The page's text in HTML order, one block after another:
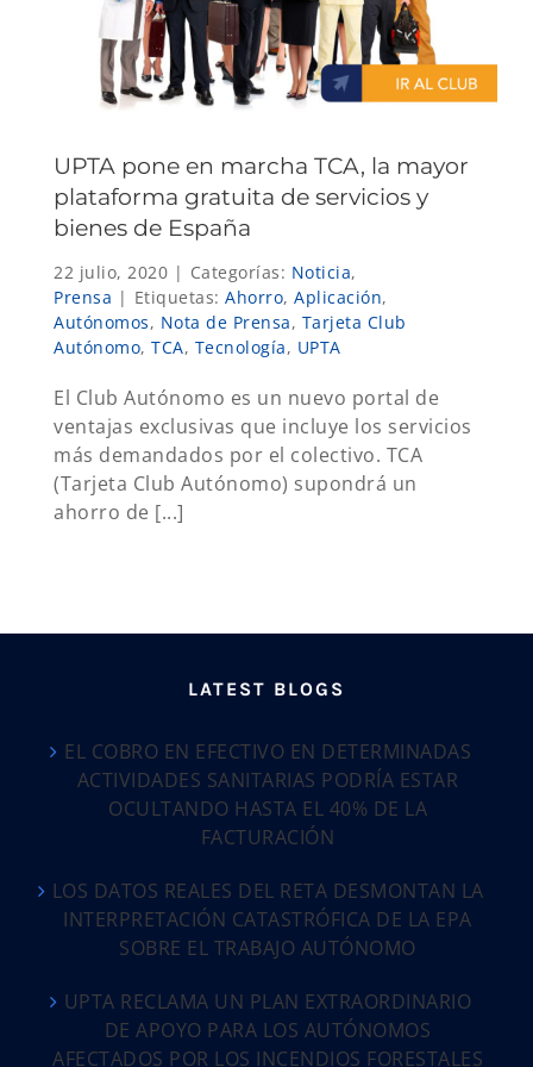
UPTA pone en marcha TCA, la mayor
plataforma gratuita de servicios y
bienes de España
22 julio, 2020 | Categorías: Noticia,
Prensa | Etiquetas: Ahorro, Aplicación,
Autónomos, Nota de Prensa, Tarjeta Club
Autónomo, TCA, Tecnología, UPTA
El Club Autónomo es un nuevo portal de
ventajas exclusivas que incluye los servicios
más demandados por el colectivo. TCA
(Tarjeta Club Autónomo) supondrá un
ahorro de [...]
LATEST BLOGS
EL COBRO EN EFECTIVO EN DETERMINADAS
ACTIVIDADES SANITARIAS PODRÍA ESTAR
OCULTANDO HASTA EL 40% DE LA
FACTURACIÓN
LOS DATOS REALES DEL RETA DESMONTAN LA
INTERPRETACIÓN CATASTRÓFICA DE LA EPA
SOBRE EL TRABAJO AUTÓNOMO
UPTA RECLAMA UN PLAN EXTRAORDINARIO
DE APOYO PARA LOS AUTÓNOMOS
AFECTADOS POR LOS INCENDIOS FORESTALES